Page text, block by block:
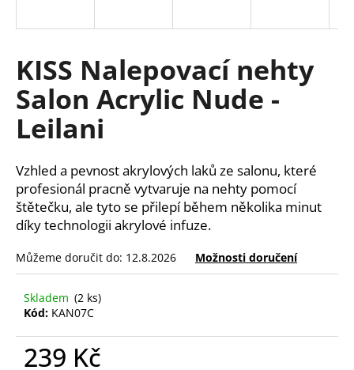
KISS Nalepovací nehty
Salon Acrylic Nude -
Leilani
Vzhled a pevnost akrylových laků ze salonu, které
profesionál pracně vytvaruje na nehty pomocí
štětečku, ale tyto se přilepí během několika minut
díky technologii akrylové infuze.
Můžeme doručit do: 12.8.2026 Možnosti doručení
Skladem (2 ks)
Kód: KAN07C
239 Kč
í
t
?
HLEDAT
D
o
o
u